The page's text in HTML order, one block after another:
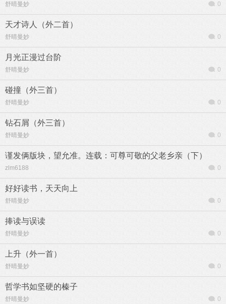
舒晴曼妙 0
天才诗人（外二首）
舒晴曼妙 0
月光正漫过台阶
舒晴曼妙 0
碰撞（外三首）
舒晴曼妙 0
钻石屑（外三首）
舒晴曼妙 0
谨发俩版块，望允准。连载：可尊可敬的父老乡亲（下）
zlm6188 0
好好读书，天天向上
舒晴曼妙 0
捧读与误读
舒晴曼妙 0
上升（外一首）
舒晴曼妙 0
哲学书如坚硬的榛子
舒晴曼妙 0